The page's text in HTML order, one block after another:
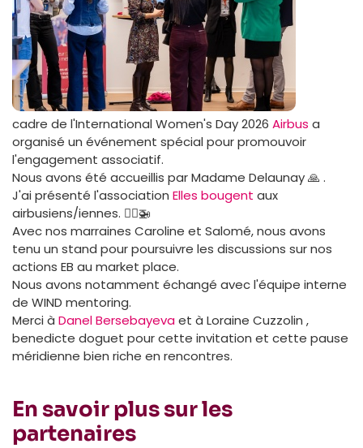
cadre de l'International Women's Day 2026 Airbus a
organisé un événement spécial pour promouvoir
l'engagement associatif.
Nous avons été accueillis par Madame Delaunay 🙏 .
J'ai présenté l'association Elles bougent aux
airbusiens/iennes. 🙋‍♀️🚁
Avec nos marraines Caroline et Salomé, nous avons
tenu un stand pour poursuivre les discussions sur nos
actions EB au market place.
Nous avons notamment échangé avec l'équipe interne
de WIND mentoring.
Merci à Danel Bersebayevaet à Loraine Cuzzolin ,
benedicte doguet pour cette invitation et cette pause
méridienne bien riche en rencontres.
En savoir plus sur les
partenaires